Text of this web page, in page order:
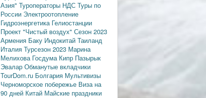
Азия" Туроператоры НДС Туры по
России Электроотопление
Гидроэнергетика Гелиостанции
Проект "Чистый воздух" Сезон 2023
Армения Баку Индокитай Таиланд
Италия Турсезон 2023 Марина
Мелихова Госдума Кипр Пазырык
Эвалар Обманутые вкладчики
TourDom.ru Болгария Мультивизы
Черноморское побережье Виза на
90 дней Китай Майские праздники